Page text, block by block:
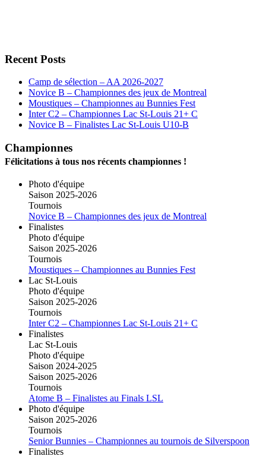
Recent Posts
Camp de sélection – AA 2026-2027
Novice B – Championnes des jeux de Montreal
Moustiques – Championnes au Bunnies Fest
Inter C2 – Championnes Lac St-Louis 21+ C
Novice B – Finalistes Lac St-Louis U10-B
Championnes
Félicitations à tous nos récents championnes !
Photo d'équipe
Saison 2025-2026
Tournois
Novice B – Championnes des jeux de Montreal
Finalistes
Photo d'équipe
Saison 2025-2026
Tournois
Moustiques – Championnes au Bunnies Fest
Lac St-Louis
Photo d'équipe
Saison 2025-2026
Tournois
Inter C2 – Championnes Lac St-Louis 21+ C
Finalistes
Lac St-Louis
Photo d'équipe
Saison 2024-2025
Saison 2025-2026
Tournois
Atome B – Finalistes au Finals LSL
Photo d'équipe
Saison 2025-2026
Tournois
Senior Bunnies – Championnes au tournois de Silverspoon
Finalistes